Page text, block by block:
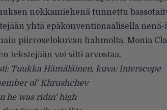
nokkamiehenä tunnettu
yhtä epäkonventionaalisella
piirroselokuvan hahmolta. Monia
tekstejään voi silti arvostaa.
Tuukka Hämäläinen, kuva: Interscope
ol’ Khrushchev
he was ridin’ high